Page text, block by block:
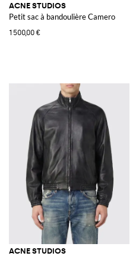
ACNE STUDIOS
Petit sac à bandoulière Camero
1 500,00 €
ACNE STUDIOS